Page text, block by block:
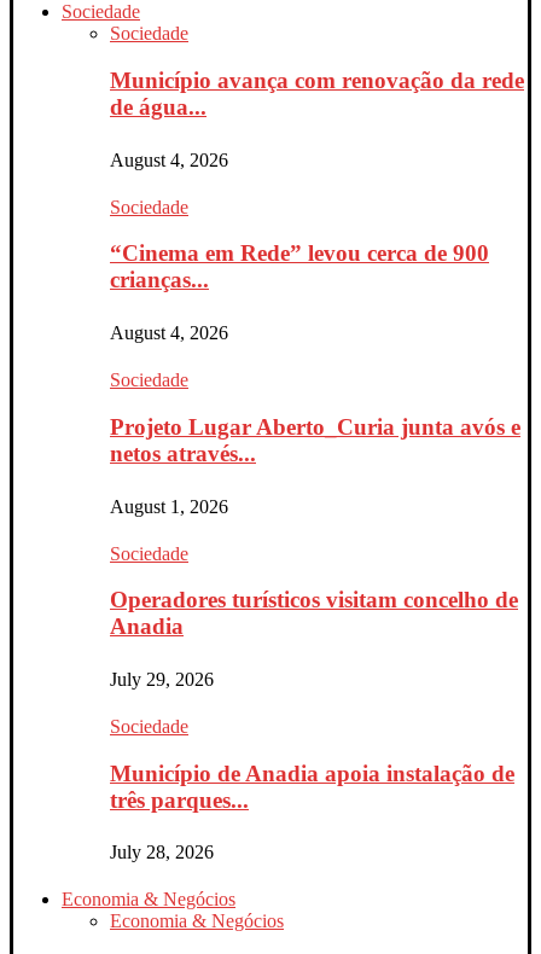
Sociedade
Sociedade
Município avança com renovação da rede
de água...
August 4, 2026
Sociedade
“Cinema em Rede” levou cerca de 900
crianças...
August 4, 2026
Sociedade
Projeto Lugar Aberto_Curia junta avós e
netos através...
August 1, 2026
Sociedade
Operadores turísticos visitam concelho de
Anadia
July 29, 2026
Sociedade
Município de Anadia apoia instalação de
três parques...
July 28, 2026
Economia & Negócios
Economia & Negócios